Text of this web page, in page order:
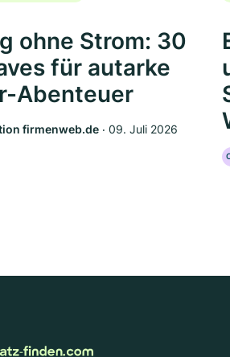
ohne Strom: 30
für autarke
Abenteuer
firmenweb.de ‧ 09. Juli 2026